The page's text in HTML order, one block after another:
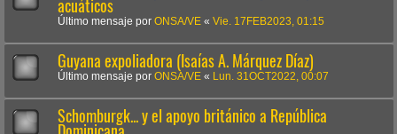
acuáticos
Último mensaje por ONSA/VE « Vie. 17FEB2023, 01:15
Guyana expoliadora (Isaías A. Márquez Díaz)
Último mensaje por ONSA/VE « Lun. 31OCT2022, 00:07
Schomburgk... y el apoyo británico a República